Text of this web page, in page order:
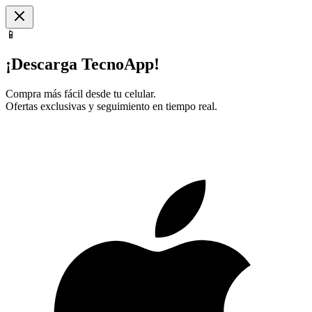
📱
¡Descarga TecnoApp!
Compra más fácil desde tu celular.
Ofertas exclusivas y seguimiento en tiempo real.